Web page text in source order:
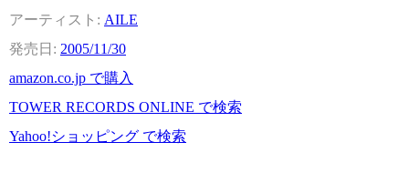
AILE
2005/11/30
amazon.co.jp で購入
TOWER RECORDS ONLINE で検索
Yahoo!ショッピング で検索